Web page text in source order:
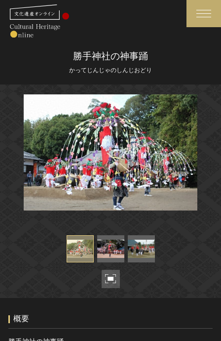
さらに詳細検索
さらに詳細検索
トップ
作品一覧
カテゴリで見る
世界遺産と無形文化遺産
全国の美術館・博物館
媒体資料・関連記事等
博物館、美術館の皆さまへ
文化庁よりご挨拶
今月のみどころ
お知らせ一覧
このサイトについて
関連サイトリンク
サイトマップ
サイトのご意見はこちら
文化遺産データベース
国指定文化財等データベース
勝手神社の神事踊
かってじんじゃのしんじおどり
概要